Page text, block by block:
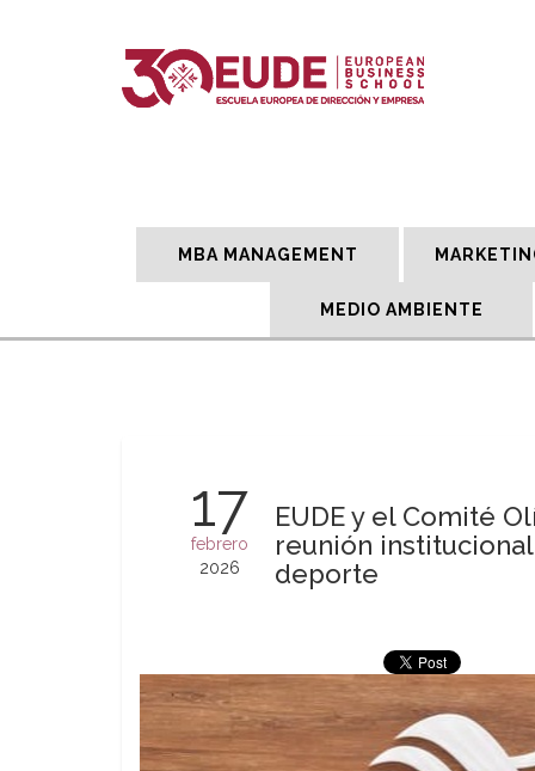
MBA MANAGEMENT
MEDIO AMBIENTE
17
febrero
2026
EUDE y el Comité
reunión
deporte